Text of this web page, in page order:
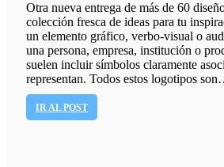
Otra nueva entrega de más de 60
colección fresca de ideas para tu
un elemento gráfico, verbo-visual o
una persona, empresa, institución o
suelen incluir símbolos claramente
representan. Todos estos logotipos
IR AL POST